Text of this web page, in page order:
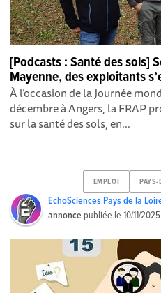
[Podcasts : Santé des sols]
Mayenne, des exploitants
À l’occasion de la Journée
décembre à Angers, la FRAP
sur la santé des sols, en...
EMPLOI
EchoSciences Pays de la
annonce publiée le10/11/2025